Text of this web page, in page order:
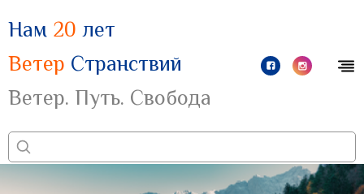
Нам 20 лет
Ветер Странствий
Ветер. Путь. Свобода